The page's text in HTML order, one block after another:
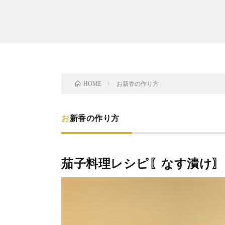
HOME お新香の作り方
お新香の作り方
茄子料理レシピ〖なす漬け〗